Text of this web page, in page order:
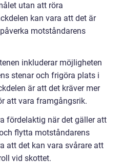
utan att röra
kan vara att det är
motståndarens
inkluderar möjligheten
stenar och frigöra plats i
är att det kräver mer
att vara framgångsrik.
fördelaktig när det gäller att
flytta motståndarens
att det kan vara svårare att
vid skottet.